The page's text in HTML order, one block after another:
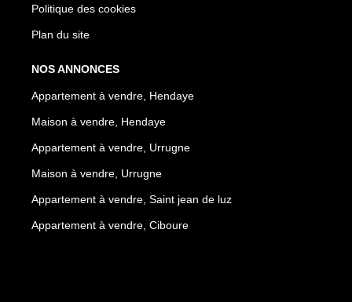
Politique des cookies
Plan du site
NOS ANNONCES
Appartement à vendre, Hendaye
Maison à vendre, Hendaye
Appartement à vendre, Urrugne
Maison à vendre, Urrugne
Appartement à vendre, Saint jean de luz
Appartement à vendre, Ciboure